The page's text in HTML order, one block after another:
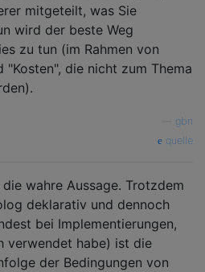
mitgeteilt, was Sie
wird der beste Weg
zu tun (im Rahmen von
"Kosten", die nicht zum Thema
gbn
quelle
die wahre Aussage. Trotzdem
deklarativ und dennoch
bei Implementierungen,
verwendet habe) ist die
der Bedingungen von